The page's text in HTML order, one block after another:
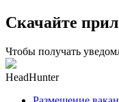
Скачайте
Чтобы получать
HeadHunter